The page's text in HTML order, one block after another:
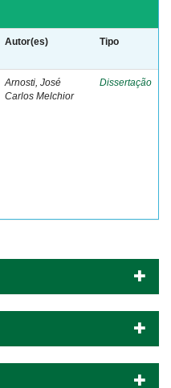
Autor(es) Tipo
Arnosti, José
Carlos Melchior
Dissertação